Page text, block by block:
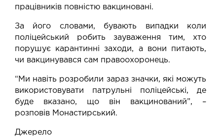
працівників повністю вакциновані.
За його словами, бувають випадки коли
поліцейський робить зауваження тим, хто
порушує карантинні заходи, а вони питають,
чи вакцинувався сам правоохоронець.
“Ми навіть розробили зараз значки, які можуть
використовувати патрульні поліцейські, де
буде вказано, що він вакцинований”, –
розповів Монастирський.
Джерело